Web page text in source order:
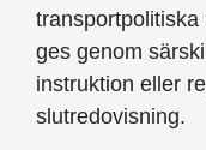
transportpolitiska
ges genom
instruktion eller
slutredovisning.